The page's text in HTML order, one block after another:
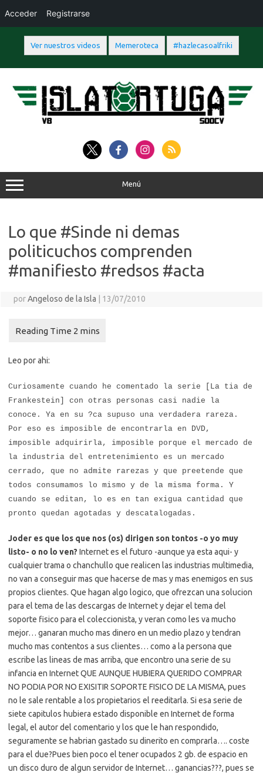
Ver nuestros videos Memeroteca #hazlecasoalfriki
contenido
Menú
Lo que #Sinde ni demas
politicuchos comprenden
#manifiesto #redsos #acta
porAngeloso de la Isla 13/07/2010
Leo por ahi:
Curiosamente cuando he comentado la serie [La tia de
Frankestein] con otras personas casi nadie la
conoce. Ya en su ?ca supuso una verdadera rareza.
Por eso es imposible de encontrarla en DVD,
imposible adquirirla, imposible porque el mercado de
la industria del entretenimiento es un mercado
cerrado, que no admite rarezas y que preetende que
todos consumamos lo mismo y de la misma forma. Y
cuando se editan, lo es en tan exigua cantidad que
pronto quedan agotadas y descatalogadas.
Joder es que los que nos (os) dirigen son tontos -o yo muy
listo- o no lo ven? Internet es el futuro -aunque ya esta aqui- y
cualquier trama o chanchullo que realicen las industrias multimedia,
no van a conseguir mas que hacerse de mas y mas enemigos en sus
propios clientes. Que hagan algo logico, que ofrezcan una solucion
para el tema de las descargas de Internet y dejar el tema del
soporte fisico para el coleccionista, y veran como les va mucho
mejor… ganaran mucho mas dinero en un medio plazo y tendran
mucho mas contentos a sus clientes… como a la persona que
escribe las lineas de mas arriba, que encontro una serie de su
infancia en Internet QUE AUNQUE HUBIERA QUERIDO COMPRAR
NO PODIA POR NO EXISITIR SOPORTE FISICO DE LA MISMA, pues
no le sale rentable a los propietarios el reeditarla. Si esa serie de
siete capitulos hubiera estado disponible en Internet de forma
legal, el autor del comentario y los que le han respondido,
seguramente se habrian gastado su dinerito en comprarla…. coste
para el due?Pues bien poco el tener ocupados 2 gb. de espacio en
un disco duro de algun servidor de Internet… ganancias???, pues se
Acceder Registrarse